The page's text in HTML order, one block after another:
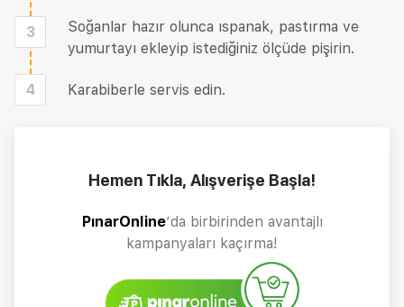
3
Soğanlar hazır olunca ıspanak, pastırma ve
yumurtayı ekleyip istediğiniz ölçüde pişirin.
4 Karabiberle servis edin.
Hemen Tıkla, Alışverişe Başla!
PınarOnline’da birbirinden avantajlı
kampanyaları kaçırma!